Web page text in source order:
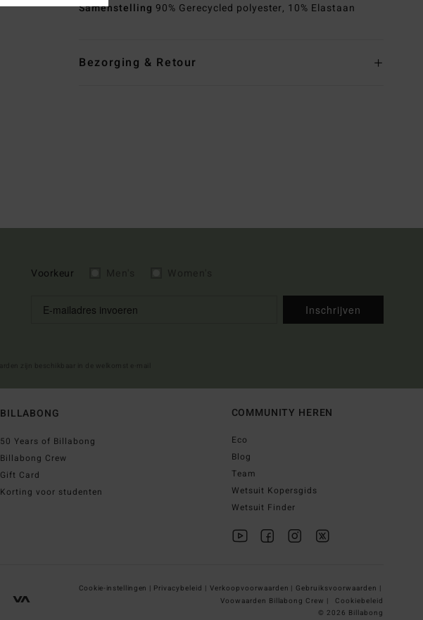
Samenstelling 90% Gerecycled polyester, 10% Elastaan
Bezorging & Retour
Voorkeur
Inschrijven
BILLABONG
50 Years of Billabong
Billabong Crew
Gift Card
Korting voor studenten
COMMUNITY HEREN
Eco
Blog
Team
Wetsuit Kopersgids
Wetsuit Finder
Cookie-instellingen | Privacybeleid | Verkoopvoorwaarden | Gebruiksvoorwaarden |
Voowaarden Billabong Crew |
Cookiebeleid
© 2026 Billabong